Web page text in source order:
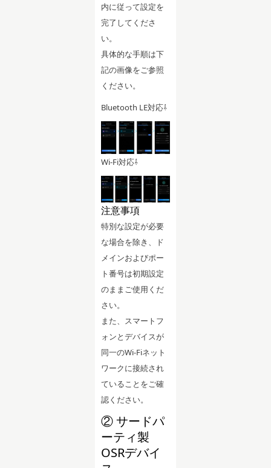
内に従って設定を
完了してくださ
い。
具体的な手順は下
記の画像をご参照
ください。
Bluetooth LE対応⇩
Wi-Fi対応⇩
注意事項
特別な設定が必要
な場合を除き、ド
メインおよびポー
ト番号は初期設定
のままご使用くだ
さい。
また、スマートフ
ォンとデバイスが
同一のWi-Fiネット
ワークに接続され
ていることをご確
認ください。
② サードパ
ーティ製
OSRデバイ